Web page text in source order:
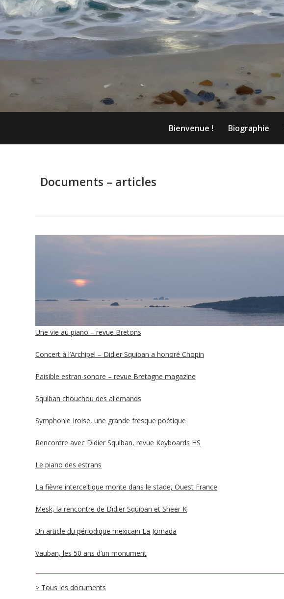
Bienvenue ! Biographie
Documents – articles
Une vie au piano – revue Bretons
Concert à l’Archipel – Didier Squiban a honoré Chopin
Paisible estran sonore – revue Bretagne magazine
Squiban chouchou des allemands
Symphonie Iroise, une grande fresque poétique
Rencontre avec Didier Squiban, revue Keyboards HS
Le piano des estrans
La fièvre interceltique monte dans le stade, Ouest France
Mesk, la rencontre de Didier Squiban et Sheer K
Un article du périodique mexicain La Jornada
Vauban, les 50 ans d’un monument
> Tous les documents